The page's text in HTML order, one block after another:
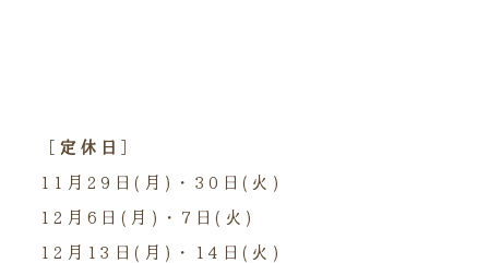
定休日
11月29日(月)・30日(火)
12月6日(月)・7日(火)
12月13日(月)・14日(火)